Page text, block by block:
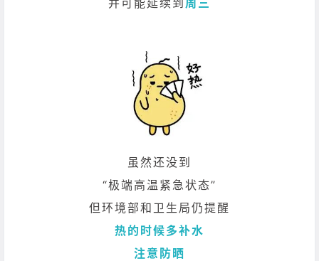
虽然还没到
“极端高温紧急状态”
但环境部和卫生局仍提醒
热的时候多补水
注意防晒